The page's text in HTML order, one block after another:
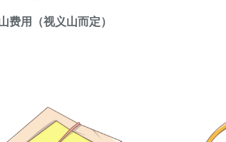
费用（视义山而定）